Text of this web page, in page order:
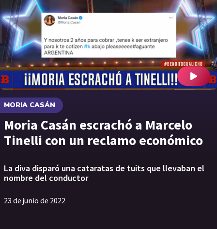
MORIA CASÁN
Moria Casán escrachó a Marcelo
Tinelli con un reclamo económico
La diva disparó una cataratas de tuits que llevaban el
nombre del conductor
23 de junio de 2022